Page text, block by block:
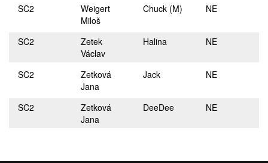
SC2
Weigert
Miloš
Chuck (M) NE
SC2
Zetek
Václav
Halina NE
SC2
Zetková
Jana
Jack NE
SC2
Zetková
Jana
DeeDee NE